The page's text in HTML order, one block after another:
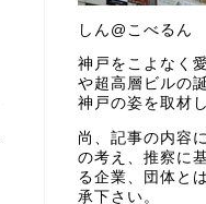
しん@こべるん
神戸をこよなく
や超高層ビルの
神戸の姿を取材
尚、記事の内容
の考え、推察に
る企業、団体と
承下さい。